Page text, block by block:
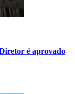
é aprovado